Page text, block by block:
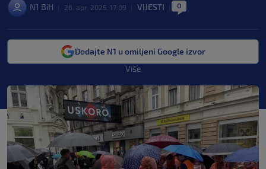
N1 BiH 26. apr. 2025. 17:09 VIJESTI 0
Dodajte N1 u omiljeni Google izvor
Više